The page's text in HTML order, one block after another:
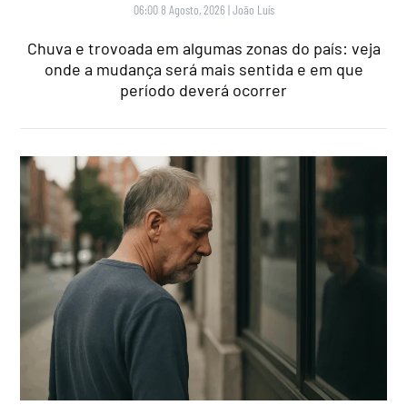
06:00 8 Agosto, 2026 |João Luís
Chuva e trovoada em algumas zonas do país: veja
onde a mudança será mais sentida e em que
período deverá ocorrer